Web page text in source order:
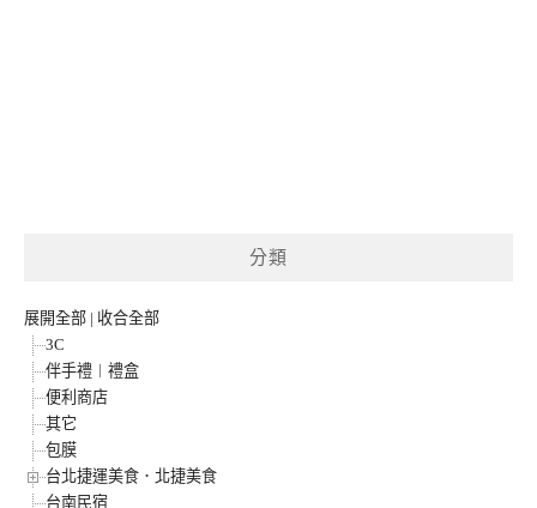
分類
展開全部 | 收合全部
3C
伴手禮︱禮盒
便利商店
其它
包膜
台北捷運美食．北捷美食
台南民宿